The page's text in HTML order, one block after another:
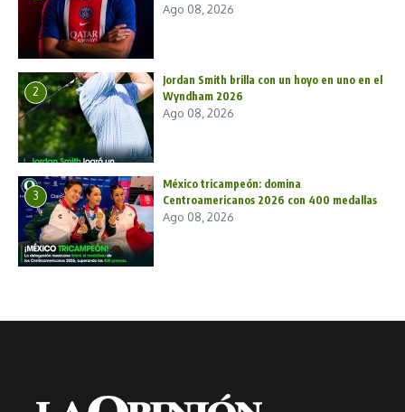
Ago 08, 2026
2
Jordan Smith brilla con un hoyo en uno en el
Wyndham 2026
Ago 08, 2026
3
México tricampeón: domina
Centroamericanos 2026 con 400 medallas
Ago 08, 2026